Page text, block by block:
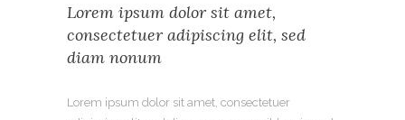
Lorem ipsum dolor sit amet,
consectetuer adipiscing elit, sed
diam nonum
Lorem ipsum dolor sit amet, consectetuer